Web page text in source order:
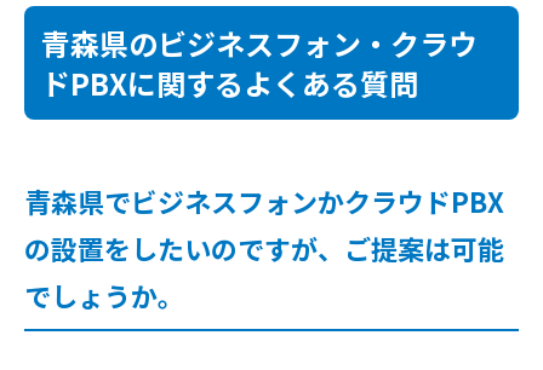
青森県のビジネスフォン・クラウ
ドPBXに関するよくある質問
青森県でビジネスフォンかクラウドPBX
の設置をしたいのですが、ご提案は可能
でしょうか。